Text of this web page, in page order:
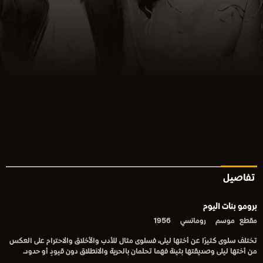
تفاصيل
برومو بنات اليوم
مقطع موسم رومانسي 1956
تختلف سلوى كثيرًا عن أختها ليلى، فسلوى مثال للأدب والأخلاق والاحترام على العكس
من أختها ليلى وصديقتها بثينة فهما تحلمان بالحرية والانطلاق دون قيودٍ أو حدود.